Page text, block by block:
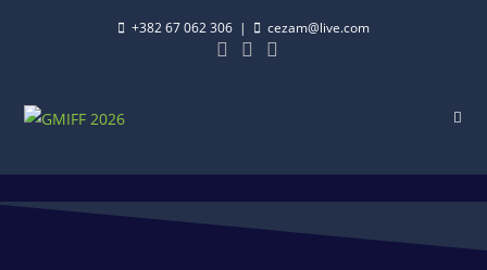
+382 67 062 306 | cezam@live.com